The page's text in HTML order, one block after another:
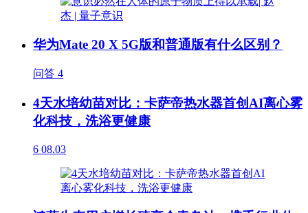
华为Mate 20 X 5G版和普通版有什么区别？
问答 4
4天水培幼苗对比：卡萨帝热水器首创AI离心雾
化科技，洗浴更健康
6 08.03